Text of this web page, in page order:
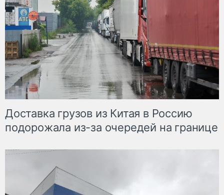
Доставка грузов из Китая в Россию
подорожала из-за очередей на границе